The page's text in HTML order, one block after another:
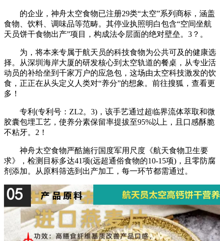
的企业，神舟太空食物已注册29类“太空”系列商标，涵盖
食物、饮料、调味品等范畴。其停业执照明白包含“空间坐航
天员饼干食物出产”项目，构成法令层面的绝对壁垒。3？。
为，将本来专属于航天员的科技食物为公共可及的健康选
择。从深圳海岸大厦的研发核心到太空轨道的餐桌，从专业活
动员的补给坐到千家万户的应急包，这场由太空科技激发的饮
食，正正在从头定义人类对“养分”的想象。前往搜狐，查看更
多！
专利(专利号：ZL2。3)，该手艺通过超临界流体萃取和微
胶囊包埋工艺，使养分素保留率提拔至95%以上，且口感酥脆
不粘牙。2！
神舟太空食物严酷施行国度军用尺度《航天食物卫生要
求》，检测目标多达41项(远超通俗食物的10-15项)，且零防腐
剂添加。从原料筛选到出产加工，每一环节都需通过。